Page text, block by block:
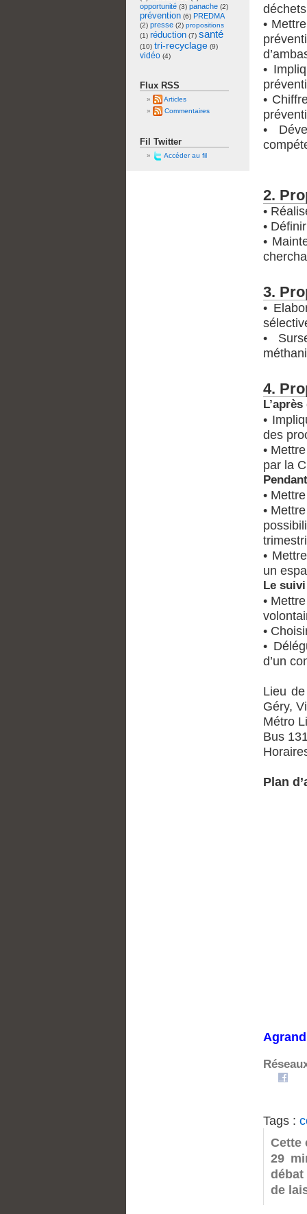
opportunité (3) panache (2)
prévention (6) PREDMA
(2) presse (2) propositions
(1) réduction (7) santé
(10) tri-recyclage (9)
vidéo (4)
Flux RSS
Articles
Commentaires
Fil Twitter
Accéder au fil
•
•
•
•
2.
•
•
•
3.
•
•
4.
•
des
•
par la
•
•
•
un
Le
•
•
•
d’un
Lieu
Géry,
Métro
Bus
Plan
Tags :
Cette
29
de